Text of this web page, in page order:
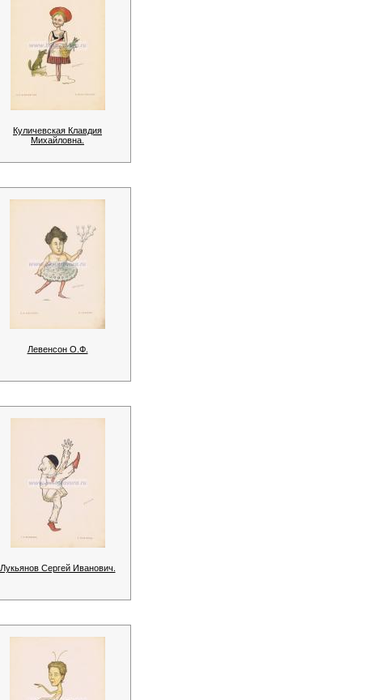
Куличевская Клавдия
Михайловна.
Левенсон О.Ф.
Лукьянов Сергей Иванович.